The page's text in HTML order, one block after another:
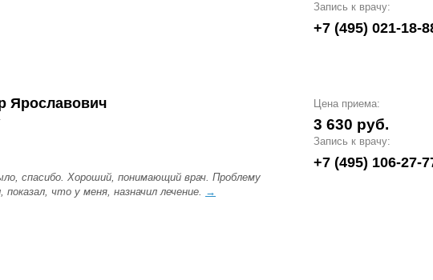
Запись к врачу:
+7 (495) 021-18-
Ярославович
спасибо. Хороший, понимающий врач. Проблему
показал, что у меня, назначил лечение. →
Цена приема:
3 630 руб.
Запись к врачу:
+7 (495) 106-27-